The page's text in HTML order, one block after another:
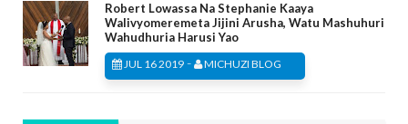
Robert Lowassa Na Stephanie Kaaya
Walivyomeremeta Jijini Arusha, Watu Mashuhuri
Wahudhuria Harusi Yao
JUL 16 2019 - MICHUZI BLOG